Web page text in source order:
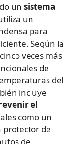
un sistema
un
para
Según la
veces más
de
del
incluye
el
como un
protector de
de